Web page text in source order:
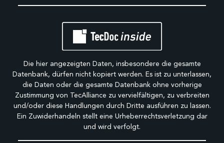
Die hier angezeigten Daten, insbesondere die gesamte
Datenbank, dürfen nicht kopiert werden. Es ist zu unterlassen,
die Daten oder die gesamte Datenbank ohne vorherige
Zustimmung von TecAlliance zu vervielfältigen, zu verbreiten
und/oder diese Handlungen durch Dritte ausführen zu lassen.
Ein Zuwiderhandeln stellt eine Urheberrechtsverletzung dar
und wird verfolgt.